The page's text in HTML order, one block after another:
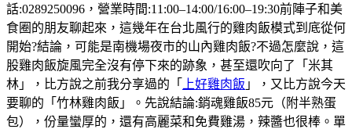
話:0289250096，營業時間:11:00–14:00/16:00–19:30前陣子和美
食圈的朋友聊起來，這幾年在台北風行的雞肉飯模式到底從何
開始?結論，可能是南機場夜市的山內雞肉飯?不過怎麼說，這
股雞肉飯旋風完全沒有停下來的跡象，甚至還吹向了「米其
林」，比方說之前我分享過的「
上好雞肉飯 」，又比方說今天
要聊的「竹林雞肉飯」。先說結論:銷魂雞飯85元（附半熟蛋
包），份量蠻厚的，還有高麗菜和免費雞湯，辣醬也很棒。單